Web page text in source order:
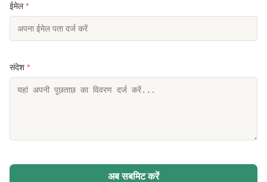
ईमेल*
संदेश *
अब सबमिट करें